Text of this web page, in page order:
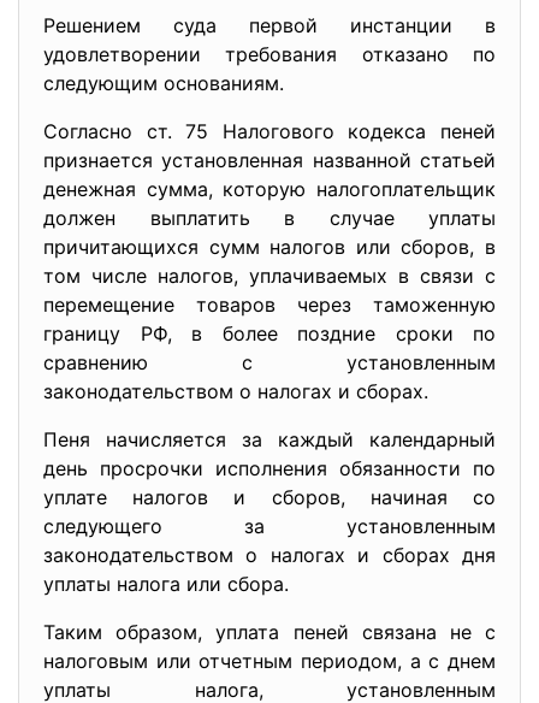
Решением суда первой инстанции в
удовлетворении требования отказано по
следующим основаниям.
Согласно ст. 75 Налогового кодекса пеней
признается установленная названной статьей
денежная сумма, которую налогоплательщик
должен выплатить в случае уплаты
причитающихся сумм налогов или сборов, в
том числе налогов, уплачиваемых в связи с
перемещение товаров через таможенную
границу РФ, в более поздние сроки по
сравнению с установленным
законодательством о налогах и сборах.
Пеня начисляется за каждый календарный
день просрочки исполнения обязанности по
уплате налогов и сборов, начиная со
следующего за установленным
законодательством о налогах и сборах дня
уплаты налога или сбора.
Таким образом, уплата пеней связана не с
налоговым или отчетным периодом, а с днем
уплаты налога, установленным